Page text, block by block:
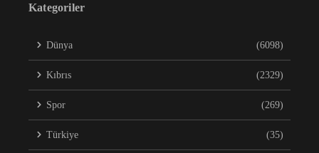
Kategoriler
Dünya (6098)
Kıbrıs (2329)
Spor (269)
Türkiye (35)